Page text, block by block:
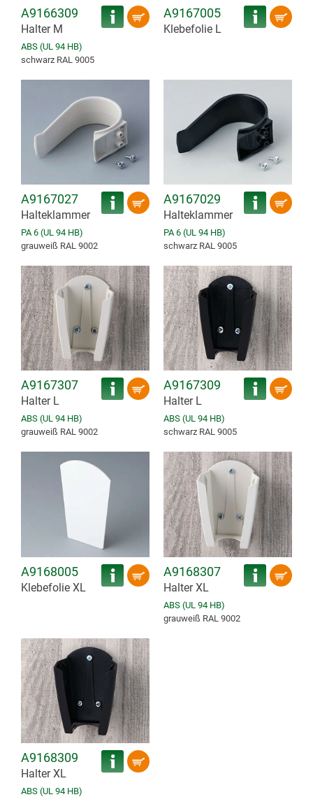
A9166309
Halter M
ABS (UL 94 HB)
schwarz RAL 9005
A9167005
Klebefolie L
A9167027
Halteklammer
PA 6 (UL 94 HB)
grauweiß RAL 9002
A9167029
Halteklammer
PA 6 (UL 94 HB)
schwarz RAL 9005
A9167307
Halter L
ABS (UL 94 HB)
grauweiß RAL 9002
A9167309
Halter L
ABS (UL 94 HB)
schwarz RAL 9005
A9168005
Klebefolie XL
A9168307
Halter XL
ABS (UL 94 HB)
grauweiß RAL 9002
A9168309
Halter XL
ABS (UL 94 HB)